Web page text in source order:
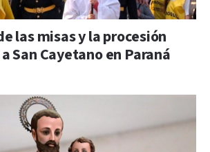
las misas y la procesión
San Cayetano en Paraná